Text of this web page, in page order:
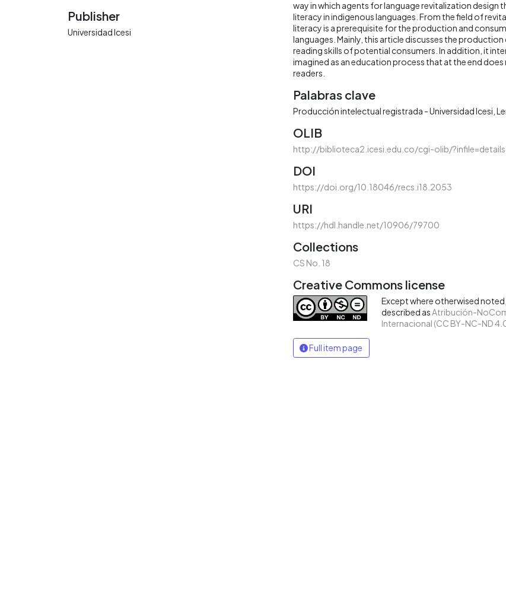
Publisher
Universidad Icesi
way in which agents for language revitalization design
literacy in indigenous languages. From the field of
literacy is a prerequisite for the production and
languages. Mainly, this article discusses the
reading skills of potential consumers. In addition, it
imagined as an education process that at the end
readers.
Palabras clave
Producción intelectual registrada - Universidad Icesi
OLIB
http://biblioteca2.icesi.edu.co/cgi-olib/
DOI
https://doi.org/10.18046/recs.i18.2053
URI
https://hdl.handle.net/10906/79700
Collections
CS No. 18
Creative Commons license
Except where otherwised
described as Atribución-
Internacional (CC BY-NC-ND
Full item page